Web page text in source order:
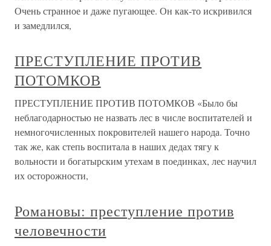
Очень странное и даже пугающее. Он как-то искривился
и замедлился,
ПРЕСТУПЛЕНИЕ ПРОТИВ
ПОТОМКОВ
ПРЕСТУПЛЕНИЕ ПРОТИВ ПОТОМКОВ «Было бы
неблагодарностью не назвать лес в числе воспитателей и
немногочисленных покровителей нашего народа. Точно
так же, как степь воспитала в наших дедах тягу к
вольности и богатырским утехам в поединках, лес научил
их осторожности,
Романовы: преступление против
человечности